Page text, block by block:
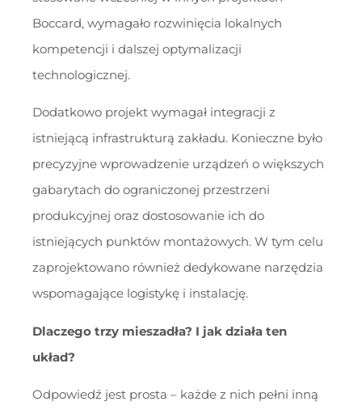
Boccard, wymagało rozwinięcia lokalnych
kompetencji i dalszej optymalizacji
technologicznej.
Dodatkowo projekt wymagał integracji z
istniejącą infrastrukturą zakładu. Konieczne było
precyzyjne wprowadzenie urządzeń o większych
gabarytach do ograniczonej przestrzeni
produkcyjnej oraz dostosowanie ich do
istniejących punktów montażowych. W tym celu
zaprojektowano również dedykowane narzędzia
wspomagające logistykę i instalację.
Dlaczego trzy mieszadła? I jak działa ten
układ?
Odpowiedź jest prosta – każde z nich pełni inną